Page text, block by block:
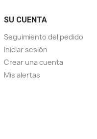
SU CUENTA
Seguimiento del pedido
Iniciar sesión
Crear una cuenta
Mis alertas